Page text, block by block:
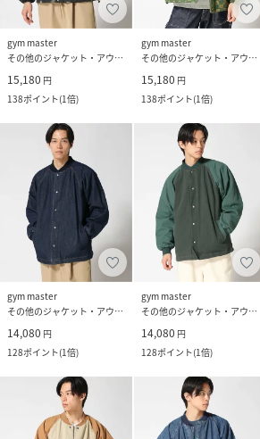
gym master
その他のジャケット・アウター
15,180 円
138ポイント(1倍)
gym master
その他のジャケット・アウター
15,180 円
138ポイント(1倍)
gym master
その他のジャケット・アウター
14,080 円
128ポイント(1倍)
gym master
その他のジャケット・アウター
14,080 円
128ポイント(1倍)